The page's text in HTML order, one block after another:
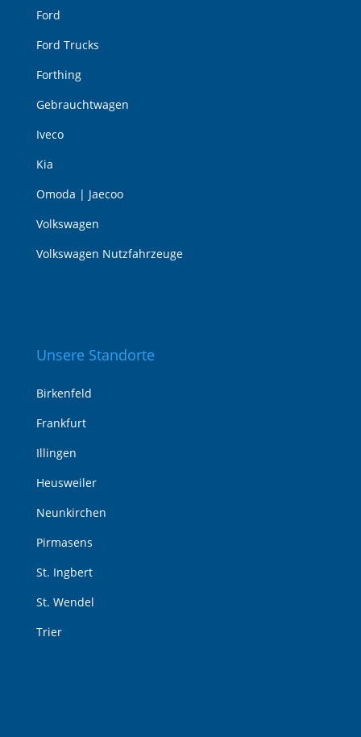
Ford
Ford Trucks
Forthing
Gebrauchtwagen
Iveco
Kia
Omoda | Jaecoo
Volkswagen
Volkswagen Nutzfahrzeuge
Unsere Standorte
Birkenfeld
Frankfurt
Illingen
Heusweiler
Neunkirchen
Pirmasens
St. Ingbert
St. Wendel
Trier